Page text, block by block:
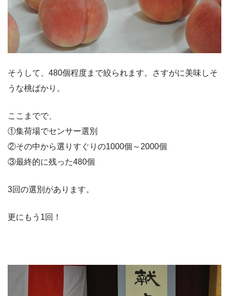
そうして、480個程度まで絞られます。さすがに美味しそ
うな桃ばかり。
ここまでで、
①集荷場でセンサー選別
②その中から選りすぐりの1000個～2000個
③最終的に残った480個
3回の選別があります。
更にもう1回！